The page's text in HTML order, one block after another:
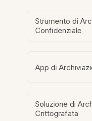
Strumento di
Confidenziale
App di
Soluzione di
Crittografata